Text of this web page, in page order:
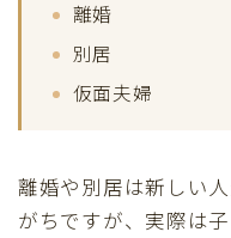
離婚
別居
仮面夫婦
離婚や別居は新しい
がちですが、実際は